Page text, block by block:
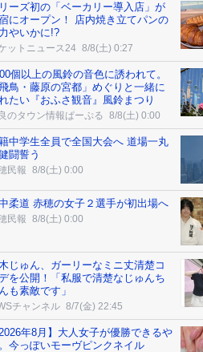
ーズ初の「ベーカリー導入店」が
にオープン！ 店内焼き立てパンの
やいかに!?
ットニュース24 8/8(土) 0:27
個以上の風鈴の音色に誘われて。
飛鳥・藤原の宮都」めぐりと一緒に
たい『おふさ観音』風鈴まつり
のタウン情報ぱーぷる 8/8(土) 0:00
中学生全員で全国大会へ 道場一丸
闘誓う
民報 8/8(土) 0:00
柔道 赤穂の女子２選手が初出場へ
民報 8/8(土) 0:00
じゅん、ガーリーなミニ丈清楚コ
を公開！「私服で清楚なじゅんち
も素敵です」
チャンネル 8/7(金) 22:45
2026年8月】大人女子が優勝できるや
今っぽいモーヴピンクネイル